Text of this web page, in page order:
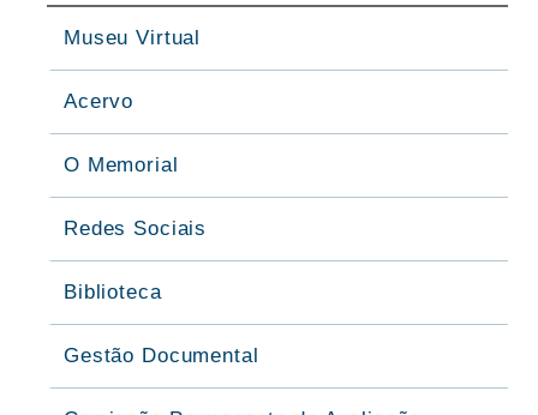
Museu Virtual
Acervo
O Memorial
Redes Sociais
Biblioteca
Gestão Documental